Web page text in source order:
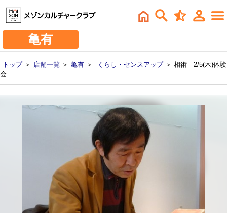
亀有
トップ＞ 店舗一覧 ＞ 亀有 ＞ くらし・センスアップ＞ 相術 2/5(木)体験
会